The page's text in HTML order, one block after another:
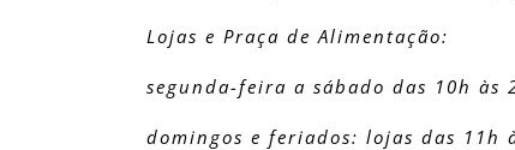
Lojas e Praça de Alimentação:
segunda-feira a sábado das 10h às
domingos e feriados: lojas das 11h